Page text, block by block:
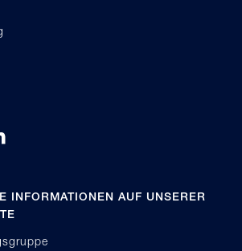
INFORMATIONEN AUF UNSERER